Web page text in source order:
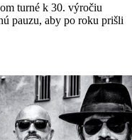
turné k 30. výročiu
pauzu, aby po roku prišli